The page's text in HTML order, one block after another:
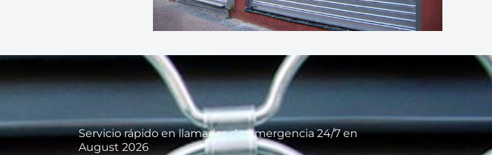
Servicio rápido en llamadas de emergencia 24/7 en
August 2026